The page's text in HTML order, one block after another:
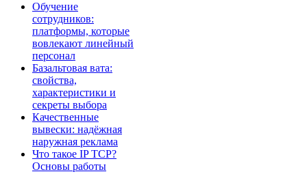
Обучение
сотрудников:
платформы, которые
вовлекают линейный
персонал
Базальтовая вата:
свойства,
характеристики и
секреты выбора
Качественные
вывески: надёжная
наружная реклама
Что такое IP TCP?
Основы работы